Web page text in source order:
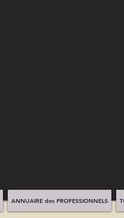
ANNUAIRE des PROFESSIONNELS